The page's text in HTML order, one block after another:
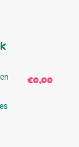
€0,00